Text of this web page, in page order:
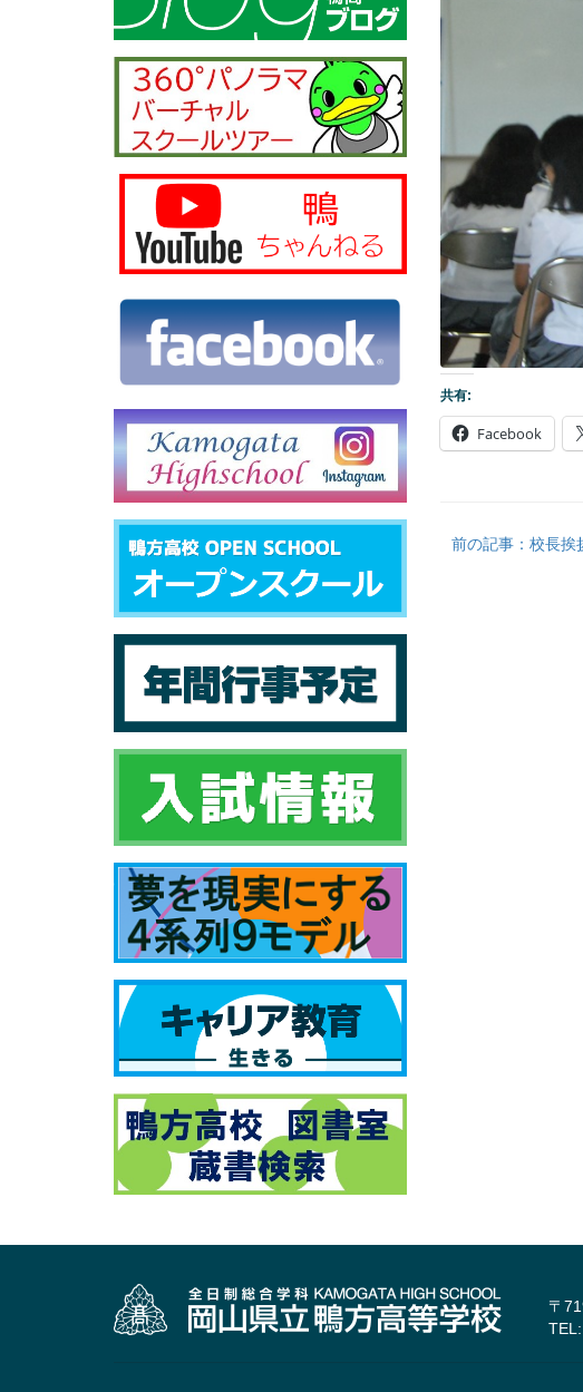
共有:
Facebook
前の記事：校長
〒